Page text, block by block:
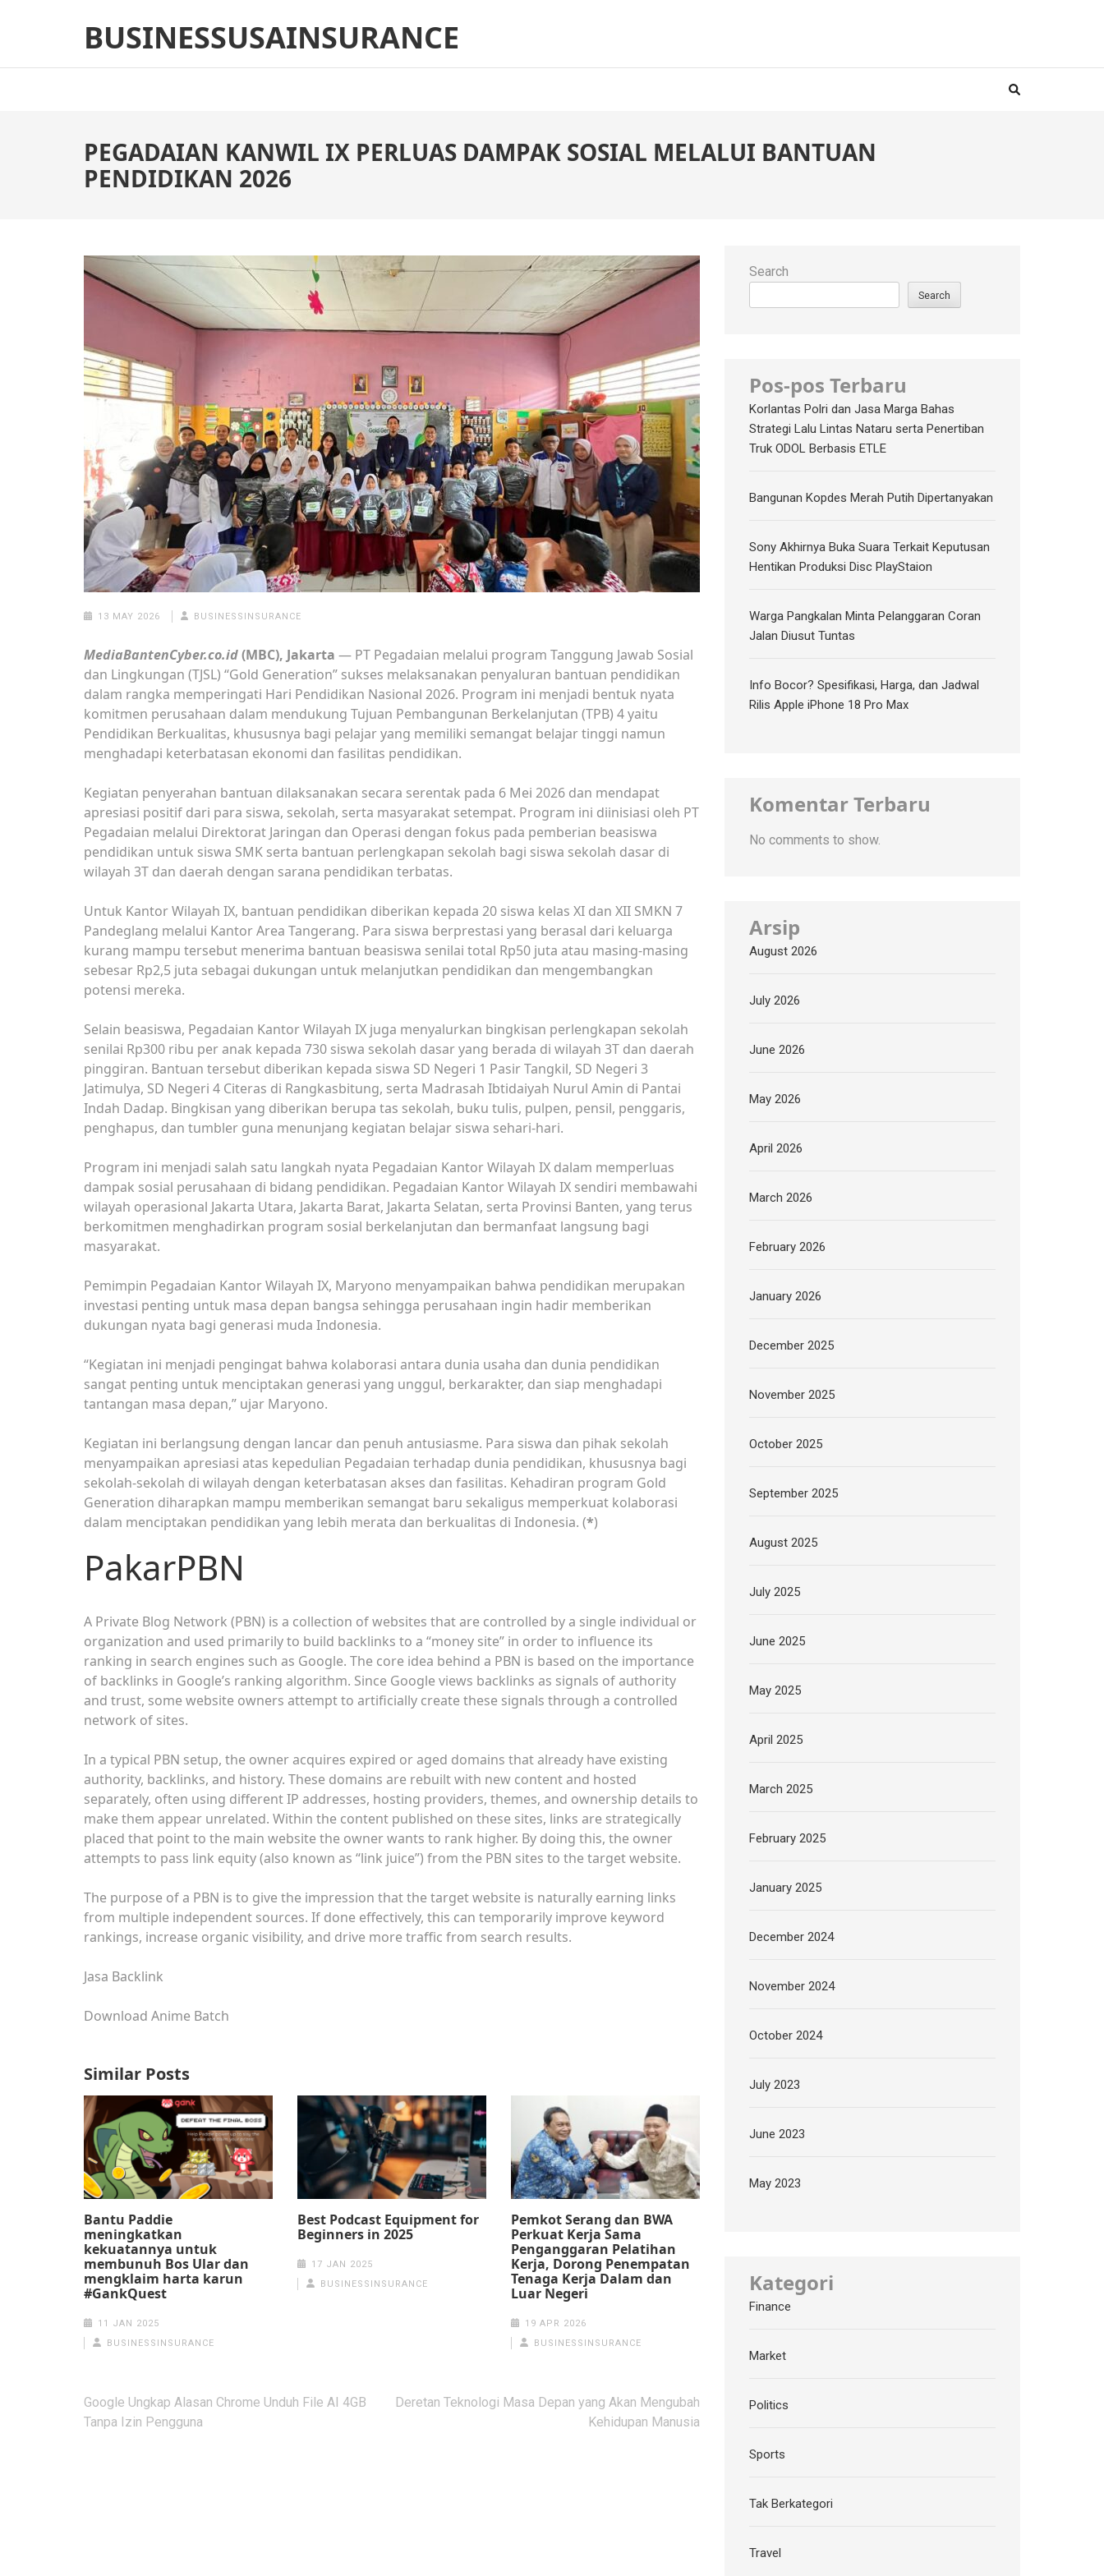
(Press
BUSINESSUSAINSURANCE
PEGADAIAN KANWIL IX PERLUAS DAMPAK SOSIAL MELALUI BANTUAN
PENDIDIKAN 2026
13 MAY 2026 BUSINESSINSURANCE
MediaBantenCyber.co.id(MBC), Jakarta — PT Pegadaian melalui program Tanggung Jawab Sosial
dan Lingkungan (TJSL) “Gold Generation” sukses melaksanakan penyaluran bantuan pendidikan
dalam rangka memperingati Hari Pendidikan Nasional 2026. Program ini menjadi bentuk nyata
komitmen perusahaan dalam mendukung Tujuan Pembangunan Berkelanjutan (TPB) 4 yaitu
Pendidikan Berkualitas, khususnya bagi pelajar yang memiliki semangat belajar tinggi namun
menghadapi keterbatasan ekonomi dan fasilitas pendidikan.
Kegiatan penyerahan bantuan dilaksanakan secara serentak pada 6 Mei 2026 dan mendapat
apresiasi positif dari para siswa, sekolah, serta masyarakat setempat. Program ini diinisiasi oleh PT
Pegadaian melalui Direktorat Jaringan dan Operasi dengan fokus pada pemberian beasiswa
pendidikan untuk siswa SMK serta bantuan perlengkapan sekolah bagi siswa sekolah dasar di
wilayah 3T dan daerah dengan sarana pendidikan terbatas.
Untuk Kantor Wilayah IX, bantuan pendidikan diberikan kepada 20 siswa kelas XI dan XII SMKN 7
Pandeglang melalui Kantor Area Tangerang. Para siswa berprestasi yang berasal dari keluarga
kurang mampu tersebut menerima bantuan beasiswa senilai total Rp50 juta atau masing-masing
sebesar Rp2,5 juta sebagai dukungan untuk melanjutkan pendidikan dan mengembangkan
potensi mereka.
Selain beasiswa, Pegadaian Kantor Wilayah IX juga menyalurkan bingkisan perlengkapan sekolah
senilai Rp300 ribu per anak kepada 730 siswa sekolah dasar yang berada di wilayah 3T dan daerah
pinggiran. Bantuan tersebut diberikan kepada siswa SD Negeri 1 Pasir Tangkil, SD Negeri 3
Jatimulya, SD Negeri 4 Citeras di Rangkasbitung, serta Madrasah Ibtidaiyah Nurul Amin di Pantai
Indah Dadap. Bingkisan yang diberikan berupa tas sekolah, buku tulis, pulpen, pensil, penggaris,
penghapus, dan tumbler guna menunjang kegiatan belajar siswa sehari-hari.
Program ini menjadi salah satu langkah nyata Pegadaian Kantor Wilayah IX dalam memperluas
dampak sosial perusahaan di bidang pendidikan. Pegadaian Kantor Wilayah IX sendiri membawahi
wilayah operasional Jakarta Utara, Jakarta Barat, Jakarta Selatan, serta Provinsi Banten, yang terus
berkomitmen menghadirkan program sosial berkelanjutan dan bermanfaat langsung bagi
masyarakat.
Pemimpin Pegadaian Kantor Wilayah IX, Maryono menyampaikan bahwa pendidikan merupakan
investasi penting untuk masa depan bangsa sehingga perusahaan ingin hadir memberikan
dukungan nyata bagi generasi muda Indonesia.
“Kegiatan ini menjadi pengingat bahwa kolaborasi antara dunia usaha dan dunia pendidikan
sangat penting untuk menciptakan generasi yang unggul, berkarakter, dan siap menghadapi
tantangan masa depan,” ujar Maryono.
Kegiatan ini berlangsung dengan lancar dan penuh antusiasme. Para siswa dan pihak sekolah
menyampaikan apresiasi atas kepedulian Pegadaian terhadap dunia pendidikan, khususnya bagi
sekolah-sekolah di wilayah dengan keterbatasan akses dan fasilitas. Kehadiran program Gold
Generation diharapkan mampu memberikan semangat baru sekaligus memperkuat kolaborasi
dalam menciptakan pendidikan yang lebih merata dan berkualitas di Indonesia. (*)
PakarPBN
A Private Blog Network (PBN) is a collection of websites that are controlled by a single individual or
organization and used primarily to build backlinks to a “money site” in order to influence its
ranking in search engines such as Google. The core idea behind a PBN is based on the importance
of backlinks in Google’s ranking algorithm. Since Google views backlinks as signals of authority
and trust, some website owners attempt to artificially create these signals through a controlled
network of sites.
In a typical PBN setup, the owner acquires expired or aged domains that already have existing
authority, backlinks, and history. These domains are rebuilt with new content and hosted
separately, often using different IP addresses, hosting providers, themes, and ownership details to
make them appear unrelated. Within the content published on these sites, links are strategically
placed that point to the main website the owner wants to rank higher. By doing this, the owner
attempts to pass link equity (also known as “link juice”) from the PBN sites to the target website.
The purpose of a PBN is to give the impression that the target website is naturally earning links
from multiple independent sources. If done effectively, this can temporarily improve keyword
rankings, increase organic visibility, and drive more traffic from search results.
Jasa Backlink
Download Anime Batch
Similar Posts
Bantu Paddie
meningkatkan
kekuatannya untuk
membunuh Bos Ular dan
mengklaim harta karun
#GankQuest
11 JAN 2025
BUSINESSINSURANCE
Best Podcast Equipment for
Beginners in 2025
17 JAN 2025
BUSINESSINSURANCE
Pemkot Serang dan BWA
Perkuat Kerja Sama
Penganggaran Pelatihan
Kerja, Dorong Penempatan
Tenaga Kerja Dalam dan
Luar Negeri
19 APR 2026
BUSINESSINSURANCE
Post
navigation
Google Ungkap Alasan Chrome Unduh File AI 4GB
Tanpa Izin Pengguna
Deretan Teknologi Masa Depan yang Akan Mengubah
Kehidupan Manusia
Search
Search
Pos-pos Terbaru
Korlantas Polri dan Jasa Marga Bahas
Strategi Lalu Lintas Nataru serta Penertiban
Truk ODOL Berbasis ETLE
Bangunan Kopdes Merah Putih Dipertanyakan
Sony Akhirnya Buka Suara Terkait Keputusan
Hentikan Produksi Disc PlayStaion
Warga Pangkalan Minta Pelanggaran Coran
Jalan Diusut Tuntas
Info Bocor? Spesifikasi, Harga, dan Jadwal
Rilis Apple iPhone 18 Pro Max
Komentar Terbaru
No comments to show.
Arsip
August 2026
July 2026
June 2026
May 2026
April 2026
March 2026
February 2026
January 2026
December 2025
November 2025
October 2025
September 2025
August 2025
July 2025
June 2025
May 2025
April 2025
March 2025
February 2025
January 2025
December 2024
November 2024
October 2024
July 2023
June 2023
May 2023
Kategori
Finance
Market
Politics
Sports
Tak Berkategori
Travel